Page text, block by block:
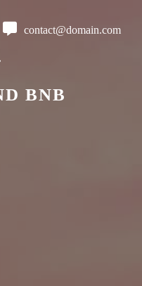
contact@domain.com
BNB